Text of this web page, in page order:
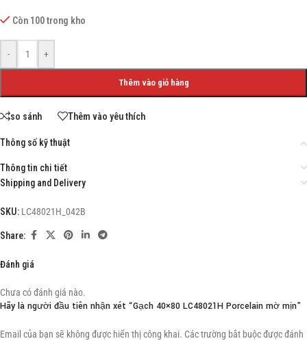
Còn 100 trong kho
- +
Thêm vào giỏ hàng
so sánh Thêm vào yêu thích
Thông số kỹ thuật
Thông tin chi tiết
Shipping and Delivery
SKU: LC48021H_042B
Share:
Đánh giá
Chưa có đánh giá nào.
Hãy là người đầu tiên nhận xét “Gạch 40×80 LC48021H Porcelain mờ mịn”
Email của bạn sẽ không được hiển thị công khai. Các trường bắt buộc được đánh